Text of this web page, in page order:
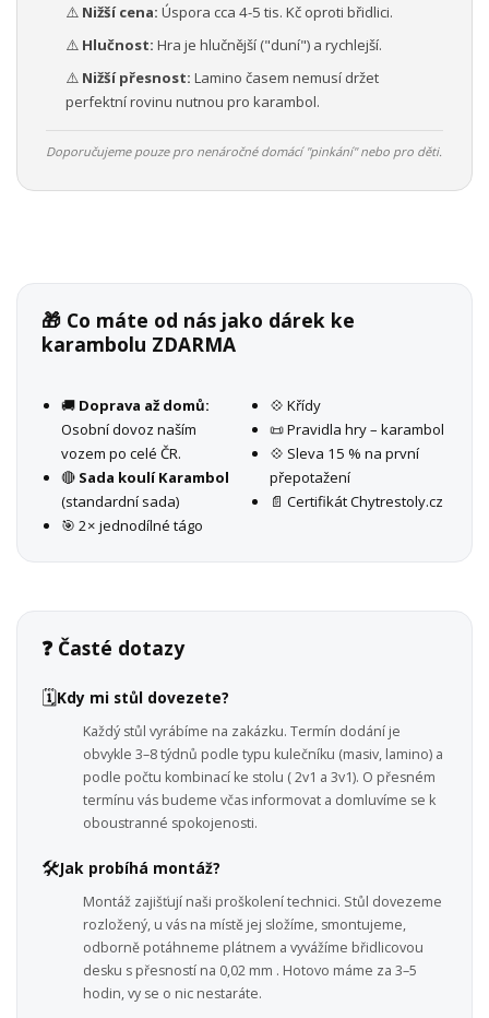
⚠️ Nižší cena: Úspora cca 4-5 tis. Kč oproti břidlici.
⚠️ Hlučnost: Hra je hlučnější ("duní") a rychlejší.
⚠️ Nižší přesnost: Lamino časem nemusí držet
perfektní rovinu nutnou pro karambol.
Doporučujeme pouze pro nenáročné domácí "pinkání" nebo pro děti.
🎁 Co máte od nás jako dárek ke
karambolu ZDARMA
🚚 Doprava až domů:
Osobní dovoz naším
vozem po celé ČR.
🔴 Sada koulí Karambol
(standardní sada)
🎯 2× jednodílné tágo
💠 Křídy
📜 Pravidla hry – karambol
💠 Sleva 15 % na první
přepotažení
📄 Certifikát Chytrestoly.cz
❓ Časté dotazy
🗓️Kdy mi stůl dovezete?
Každý stůl vyrábíme na zakázku. Termín dodání je
obvykle 3–8 týdnů podle typu kulečníku (masiv, lamino) a
podle počtu kombinací ke stolu ( 2v1 a 3v1). O přesném
termínu vás budeme včas informovat a domluvíme se k
oboustranné spokojenosti.
🛠️Jak probíhá montáž?
Montáž zajišťují naši proškolení technici. Stůl dovezeme
rozložený, u vás na místě jej složíme, smontujeme,
odborně potáhneme plátnem a vyvážíme břidlicovou
desku s přesností na 0,02 mm . Hotovo máme za 3–5
hodin, vy se o nic nestaráte.